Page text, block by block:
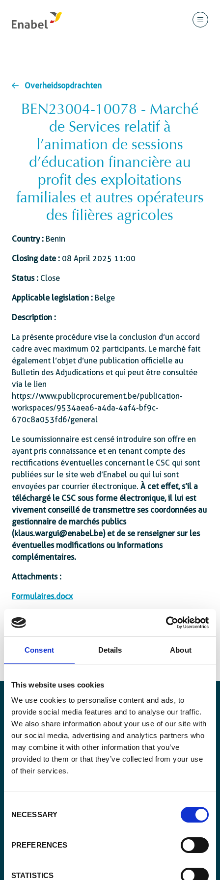
Consent Details About
This website uses cookies
We use cookies to personalise content and ads, to
provide social media features and to analyse our traffic.
We also share information about your use of our site with
our social media, advertising and analytics partners who
may combine it with other information that you’ve
provided to them or that they’ve collected from your use
of their services.
Selection
NECESSARY
PREFERENCES
STATISTICS
Overheidsopdrachten
BEN23004-10078 - Marché
de Services relatif à
l’animation de sessions
d’éducation financière au
profit des exploitations
familiales et autres opérateurs
des filières agricoles
Country : Benin
Closing date : 08 April 2025 11:00
Status : Close
Applicable legislation : Belge
Description :
La présente procédure vise la conclusion d’un accord
cadre avec maximum 02 participants. Le marché fait
également l’objet d’une publication officielle au
Bulletin des Adjudications et qui peut être consultée
via le lien
https://www.publicprocurement.be/publication-
workspaces/9534aea6-a4da-4af4-bf9c-
670c8a053fd6/general
Le soumissionnaire est censé introduire son offre en
ayant pris connaissance et en tenant compte des
rectifications éventuelles concernant le CSC qui sont
publiées sur le site web d’Enabel ou qui lui sont
envoyées par courrier électronique. À cet effet, s’il a
téléchargé le CSC sous forme électronique, il lui est
vivement conseillé de transmettre ses coordonnées au
gestionnaire de marchés publics
(klaus.wargui@enabel.be) et de se renseigner sur les
éventuelles modifications ou informations
complémentaires.
Attachments :
Formulaires.docx
CSC_BEN23004-10078_animation-education-
financiere-VF.pdf
Blijf op de hoogte
Blijf op de hoogte van onze activiteiten en
internationale ontwikkelingstrends belicht vanuit
Belgisch perspectief.
Email